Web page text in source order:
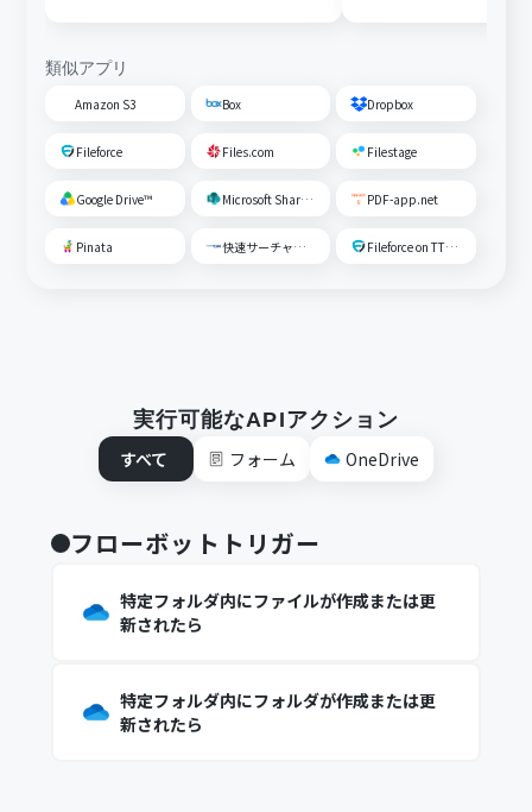
類似アプリ
Amazon S3 Box Dropbox
Fileforce Files.com Filestage
Google Drive™ Microsoft SharePoint PDF-app.net
Pinata 快速サーチャーGX Fileforce on TTS Cloud
実行可能なAPIアクション
すべて
フォーム OneDrive
フローボットトリガー
特定フォルダ内にファイルが作成または更
新されたら
特定フォルダ内にフォルダが作成または更
新されたら